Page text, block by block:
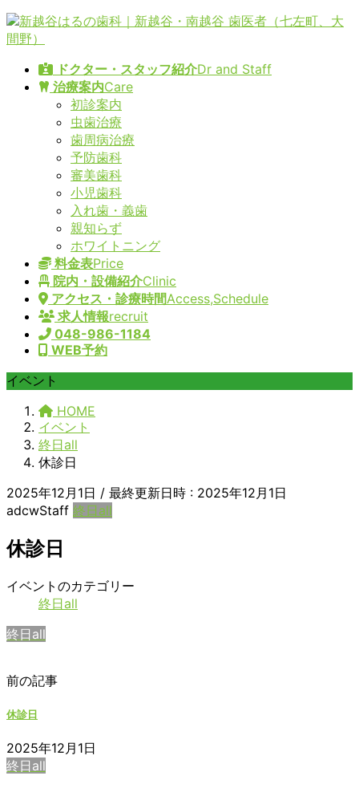
コ
ン
ナ
ビ
ドクター・スタッフ紹介Dr and Staff
治療案内Care
初診案内
虫歯治療
歯周病治療
予防歯科
審美歯科
小児歯科
入れ歯・義歯
親知らず
ホワイトニング
料金表Price
院内・設備紹介Clinic
アクセス・診療時間Access,Schedule
求人情報recruit
048-986-1184
WEB予約
イベント
HOME
イベント
終日all
休診日
2025年12月1日 / 最終更新日時 : 2025年12月1日
adcwStaff 終日all
休診日
休
イベントのカテゴリー
終日all
終日all
前の記事
休診日
2025年12月1日
終日all